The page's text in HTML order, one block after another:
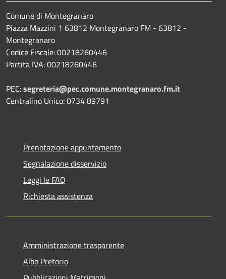
Comune di Montegranaro
Piazza Mazzini 1 63812 Montegranaro FM - 63812 -
Montegranaro
Codice Fiscale: 00218260446
Partita IVA: 00218260446
PEC:segreteria@pec.comune.montegranaro.fm.it
Centralino Unico: 0734 89791
Prenotazione appuntamento
Segnalazione disservizio
Leggi le FAQ
Richiesta assistenza
Amministrazione trasparente
Albo Pretorio